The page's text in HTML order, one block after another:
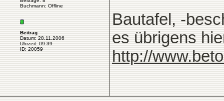
Buchmann: Offline
Beitrag
Datum: 28.11.2006
Uhrzeit: 09:39
ID: 20059
Bautafel, -
es übrigens
http://